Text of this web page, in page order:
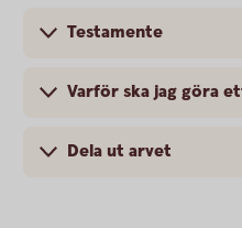
Testamente
Varför ska jag göra
Dela ut arvet